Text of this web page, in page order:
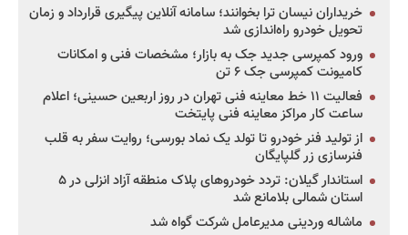
خریداران نیسان ترا بخوانند؛ سامانه آنلاین پیگیری قرارداد و زمان
تحویل خودرو راه‌اندازی شد
ورود کمپرسی جدید جک به بازار؛ مشخصات فنی و امکانات
کامیونت کمپرسی جک ۶ تن
فعالیت ۱۱ خط معاینه فنی تهران در روز اربعین حسینی؛ اعلام
ساعت کار مراکز معاینه فنی پایتخت
از تولید فنر خودرو تا تولد یک نماد بورسی؛ روایت سفر به قلب
فنرسازی زر گلپایگان
استاندار گیلان: تردد خودروهای پلاک منطقه آزاد انزلی در ۵
استان شمالی بلامانع شد
ماشاله وردینی مدیرعامل شرکت گواه شد